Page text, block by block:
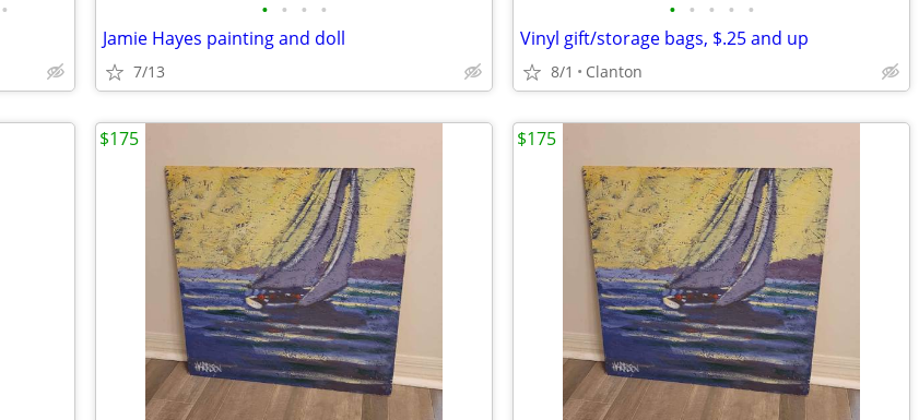
• • • • •
Jamie Hayes painting and doll
7/13
• • • • •
Vinyl gift/storage bags, $.25 and up
8/1 Clanton
$175 $175